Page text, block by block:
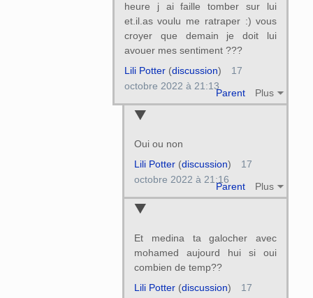
heure j ai faille tomber sur lui
et.il.as voulu me ratraper :) vous
croyer que demain je doit lui
avouer mes sentiment ???
Parent Plus
Lili Potter(discussion)
17
octobre 2022 à 21:13
Oui ou non
Parent Plus
Lili Potter(discussion)
17
octobre 2022 à 21:16
Et medina ta galocher avec
mohamed aujourd hui si oui
combien de temp??
Lili Potter(discussion)
17